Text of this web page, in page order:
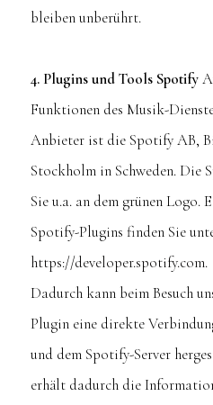
bleiben unberührt.
4. Plugins und Tools Spotify
Funktionen des Musik-
Anbieter ist die Spotify AB,
Stockholm in Schweden. Die
Sie u.a. an dem grünen Logo.
Spotify-Plugins finden Sie
https://developer.spotify.com.
Dadurch kann beim Besuch
Plugin eine direkte
und dem Spotify-Server
erhält dadurch die